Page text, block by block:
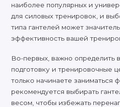
наиболее популярных и
для силовых тренировок, и
типа гантелей может
эффективность вашей
Во-первых, важно определить
подготовку и тренировочные
только начинаете заниматься
рекомендуется выбирать
весом, чтобы избежать